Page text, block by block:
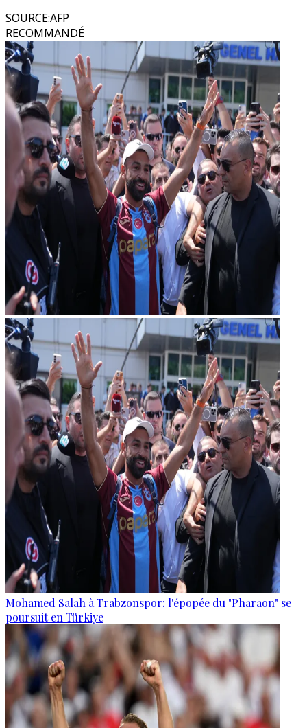
SOURCE:AFP
RECOMMANDÉ
Mohamed Salah à Trabzonspor: l'épopée du "Pharaon" se
poursuit en Türkiye